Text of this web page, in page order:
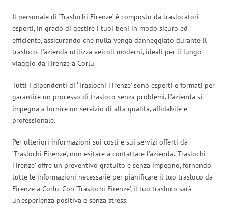
Il personale di ‘Traslochi Firenze’ è composto da traslocatori
esperti, in grado di gestire i tuoi beni in modo sicuro ed
efficiente, assicurando che nulla venga danneggiato durante il
trasloco. L’azienda utilizza veicoli moderni, ideali per il lungo
viaggio da Firenze a Corlu.
Tutti i dipendenti di ‘Traslochi Firenze’ sono esperti e formati per
garantire un processo di trasloco senza problemi. L’azienda si
impegna a fornire un servizio di alta qualità, affidabile e
professionale.
Per ulteriori informazioni sui costi e sui servizi offerti da
‘Traslochi Firenze’, non esitare a contattare l’azienda. ‘Traslochi
Firenze’ offre un preventivo gratuito e senza impegno, fornendo
tutte le informazioni necessarie per pianificare il tuo trasloco da
Firenze a Corlu. Con ‘Traslochi Firenze’, il tuo trasloco sarà
un’esperienza positiva e senza stress.